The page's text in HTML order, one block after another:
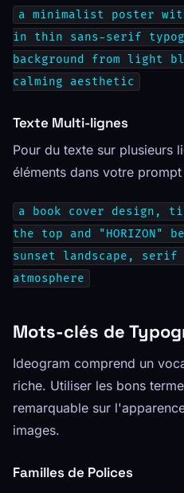
a minimalist poster with
in thin sans-serif
background from light
calming aesthetic
Texte Multi-lignes
Pour du texte sur plusieurs
éléments dans votre prompt
a book cover design,
the top and "HORIZON"
sunset landscape, serif
atmosphere
Mots-clés de
Ideogram comprend un
riche. Utiliser les bons
remarquable sur
images.
Familles de Polices